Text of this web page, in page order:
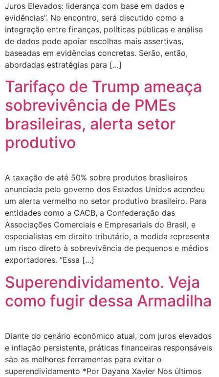
Juros Elevados: liderança com base em dados e
evidências”. No encontro, será discutido como a
integração entre finanças, políticas públicas e análise
de dados pode apoiar escolhas mais assertivas,
baseadas em evidências concretas. Serão, então,
abordadas estratégias para […]
Tarifaço de Trump ameaça
sobrevivência de PMEs
brasileiras, alerta setor
produtivo
A taxação de até 50% sobre produtos brasileiros
anunciada pelo governo dos Estados Unidos acendeu
um alerta vermelho no setor produtivo brasileiro. Para
entidades como a CACB, a Confederação das
Associações Comerciais e Empresariais do Brasil, e
especialistas em direito tributário, a medida representa
um risco direto à sobrevivência de pequenos e médios
exportadores. “Essa […]
Superendividamento. Veja
como fugir dessa Armadilha
Diante do cenário econômico atual, com juros elevados
e inflação persistente, práticas financeiras responsáveis
são as melhores ferramentas para evitar o
superendividamento *Por Dayana Xavier Nos últimos